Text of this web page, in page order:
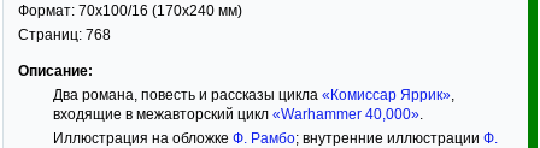
Формат: 70x100/16 (170x240 мм)
Страниц: 768
Описание:
Два романа, повесть и рассказы цикла «Комиссар Яррик»,
входящие в межавторский цикл «Warhammer 40,000».
Иллюстрация на обложке Ф. Рамбо; внутренние иллюстрации Ф.